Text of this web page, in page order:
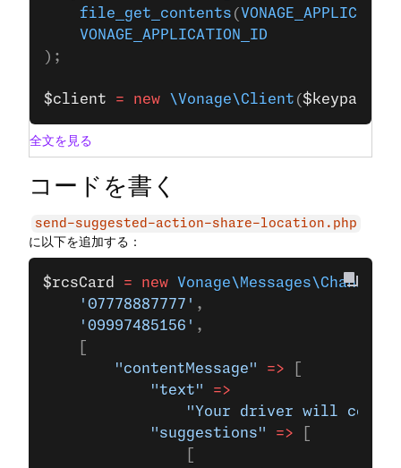
    file_get_contents
(
    VONAGE_APPLICATION_ID
);
$client = new \Vonage\Client ($keypair
全文を見る
コードを書く
send-suggested-action-share-location.php
に以下を追加する：
$rcsCard = new
    '07778887777'
,
    '09997485156'
,
        "contentMessage"
=>
            "text"
=>
"Your driver will come
            "suggestions"
=>